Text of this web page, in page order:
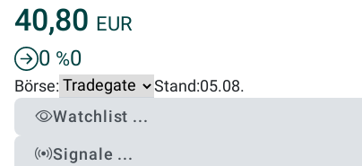
40,80 EUR
0 %0
Börse: Stand:05.08.
Watchlist ...
Signale ...